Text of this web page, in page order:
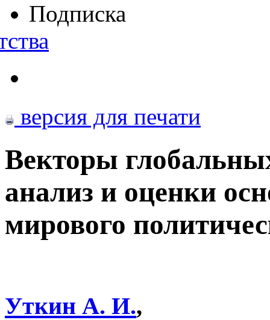
Подписка
версия для печати
Векторы
анализ и оценки
мирового
Уткин А. И.,